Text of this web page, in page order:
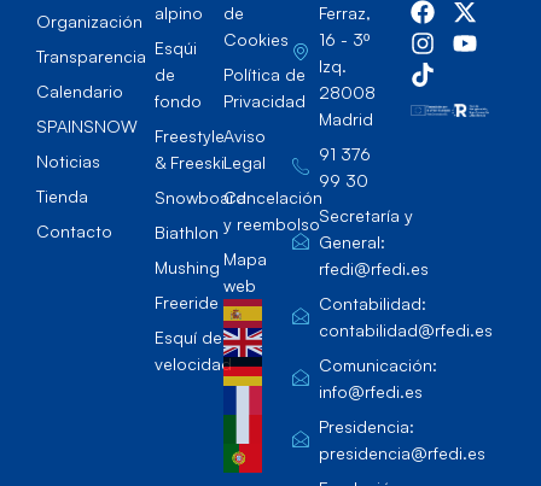
Organización
Transparencia
Calendario
SPAINSNOW
Noticias
Tienda
Contacto
alpino
Esqúi
de
fondo
Freestyle
& Freeski
Snowboard
Biathlon
Mushing
Freeride
Esquí de
velocidad
de
Cookies
Política de
Privacidad
Aviso
Legal
Cancelación
y reembolso
Mapa
web
Ferraz,
16 - 3º
Izq.
28008
Madrid
91 376
99 30
Secretaría y
General:
rfedi@rfedi.es
Contabilidad:
contabilidad@rfedi.es
Comunicación:
info@rfedi.es
Presidencia:
presidencia@rfedi.es